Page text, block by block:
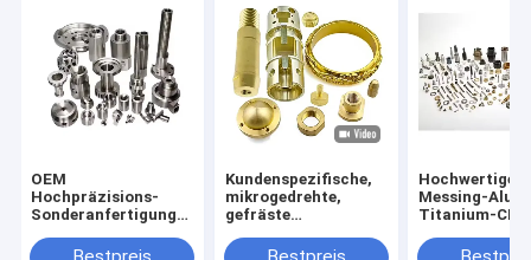
OEM
Hochpräzisions-
Sonderanfertigung
Bearbeitungsfräser
Kundenspezifische,
mikrogedrehte,
gefräste
aus Messing und
Hochwertige
Messing-
Titanium-
Hochwertige